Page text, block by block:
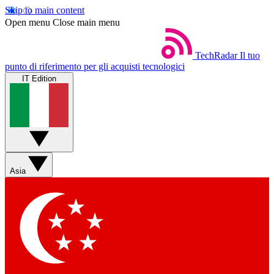
Skip to main content
Open menu Close main menu
TechRadar Il tuo
punto di riferimento per gli acquisti tecnologici
IT Edition
Asia